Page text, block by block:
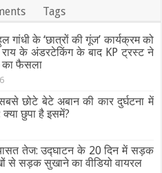
Tags
गांधी के ‘छात्रों की गूंज’ कार्यक्रम को
के अंडरटेकिंग के बाद KP ट्रस्ट ने
का फैसला
छोटे बेटे अबान की कार दुर्घटना में
क्या छुपा है इसमें?
तेज: उद्घाटन के 20 दिन में सड़क
से सड़क सुखाने का वीडियो वायरल